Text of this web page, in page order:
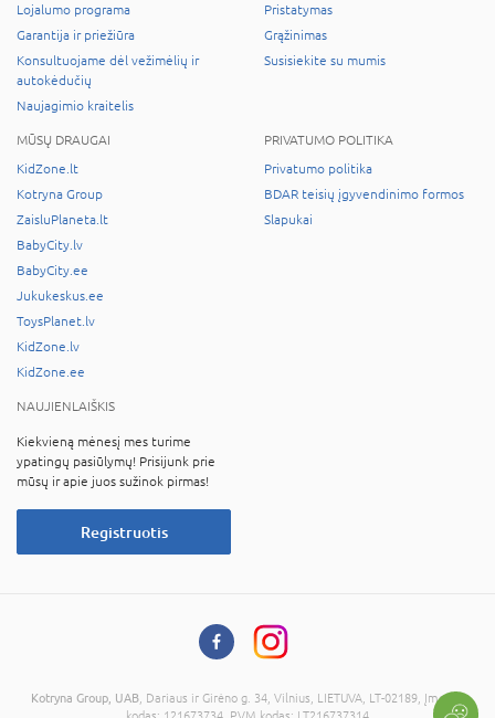
Lojalumo programa
Garantija ir priežiūra
Konsultuojame dėl vežimėlių ir
autokėdučių
Naujagimio kraitelis
Pristatymas
Grąžinimas
Susisiekite su mumis
MŪSŲ DRAUGAI
KidZone.lt
Kotryna Group
ZaisluPlaneta.lt
BabyCity.lv
BabyCity.ee
Jukukeskus.ee
ToysPlanet.lv
KidZone.lv
KidZone.ee
PRIVATUMO POLITIKA
Privatumo politika
BDAR teisių įgyvendinimo formos
Slapukai
NAUJIENLAIŠKIS
Kiekvieną mėnesį mes turime
ypatingų pasiūlymų! Prisijunk prie
mūsų ir apie juos sužinok pirmas!
Registruotis
Kotryna Group, UAB , Dariaus ir Girėno g. 34, Vilnius, LIETUVA, LT-02189, Įmonės
kodas: 121673734, PVM kodas: LT216737314